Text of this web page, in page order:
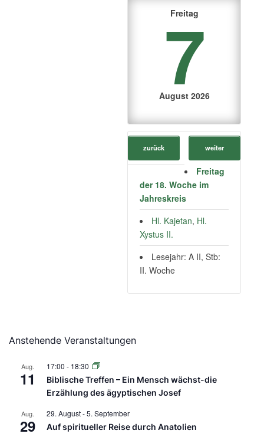
Freitag
7
August 2026
zurück weiter
Freitag
der 18. Woche im
Jahreskreis
Hl. Kajetan, Hl.
Xystus II.
Lesejahr: A II, Stb:
II. Woche
Anstehende Veranstaltungen
Aug.
11
17:00 - 18:30
Biblische Treffen – Ein Mensch wächst-die
Erzählung des ägyptischen Josef
Aug.
29
29. August-5. September
Auf spiritueller Reise durch Anatolien